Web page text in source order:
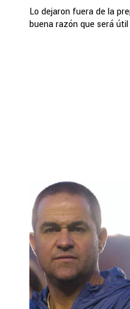
Lo dejaron fuera de la
buena razón que será